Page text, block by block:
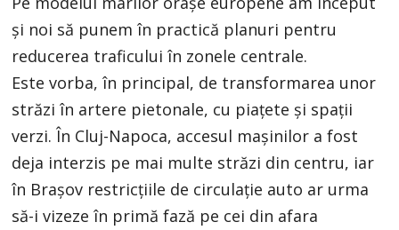
și noi să punem în practică planuri pentru
reducerea traficului în zonele centrale.
Este vorba, în principal, de transformarea unor
străzi în artere pietonale, cu piațete și spații
verzi. În Cluj-Napoca, accesul mașinilor a fost
deja interzis pe mai multe străzi din centru, iar
în Brașov restricțiile de circulație auto ar urma
să-i vizeze în primă fază pe cei din afara